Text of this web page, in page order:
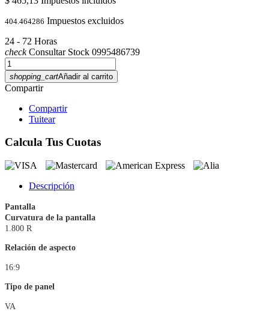
404.464286 Impuestos excluidos
24 - 72 Horas
checkConsultar Stock 0995486739
shopping_cartAñadir al carrito
Compartir
Compartir
Tuitear
Calcula Tus Cuotas
Descripción
Pantalla
Curvatura de la pantalla
1.800 R
Relación de aspecto
16:9
Tipo de panel
VA